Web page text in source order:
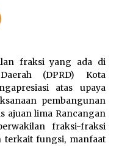
Optimalisasi
81 RI, Lapas
Ikuti Donor
Walk Kementerian
fraksi yang ada di
(DPRD) Kota
atas upaya
pembangunan
ajuan lima Rancangan
fraksi-fraksi
terkait fungsi, manfaat